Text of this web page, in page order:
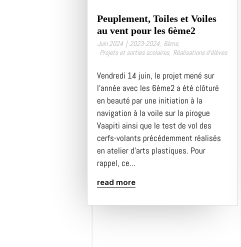
Peuplement, Toiles et Voiles
au vent pour les 6ème2
Juin 2024 | 2023-2024, 6ème,
Projets et sorties scolaires, Réalisations d’élèves
Vendredi 14 juin, le projet mené sur
l’année avec les 6ème2 a été clôturé
en beauté par une initiation à la
navigation à la voile sur la pirogue
Vaapiti ainsi que le test de vol des
cerfs-volants précédemment réalisés
en atelier d’arts plastiques. Pour
rappel, ce...
read more